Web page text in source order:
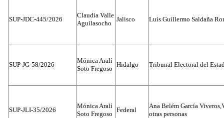
SUP-JDC-445/2026
Claudia Valle
Aguilasocho
Jalisco Luis Guillermo Saldaña
SUP-JG-58/2026
Mónica Aralí
Soto Fregoso
Hidalgo Tribunal Electoral del
SUP-JLI-35/2026
Mónica Aralí
Soto Fregoso
Federal
Ana Belém García
otras personas